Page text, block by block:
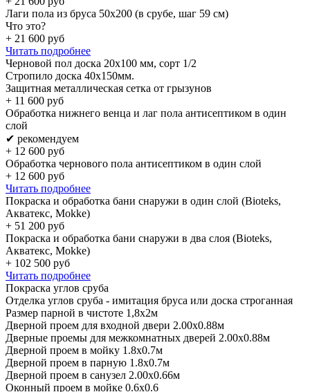
Лаги пола из бруса 50х200 (в срубе, шаг 59 см)
Что это?
+ 21 600 руб
Читать подробнее
Черновой пол доска 20х100 мм, сорт 1/2
Стропило доска 40x150мм.
Защитная металлическая сетка от грызунов
+ 11 600 руб
Обработка нижнего венца и лаг пола антисептиком в один
слой
✔ рекомендуем
+ 12 600 руб
Обработка чернового пола антисептиком в один слой
+ 12 600 руб
Читать подробнее
Покраска и обработка бани снаружи в один слой (Bioteks,
Акватекс, Mokke)
+ 51 200 руб
Покраска и обработка бани снаружи в два слоя (Bioteks,
Акватекс, Mokke)
+ 102 500 руб
Читать подробнее
Покраска углов сруба
Отделка углов сруба - имитация бруса или доска строганная
Размер парной в чистоте 1,8х2м
Дверной проем для входной двери 2.00х0.88м
Дверные проемы для межкомнатных дверей 2.00х0.88м
Дверной проем в мойку 1.8х0.7м
Дверной проем в парную 1.8х0.7м
Дверной проем в санузел 2.00х0.66м
Оконный проем в мойке 0.6х0.6